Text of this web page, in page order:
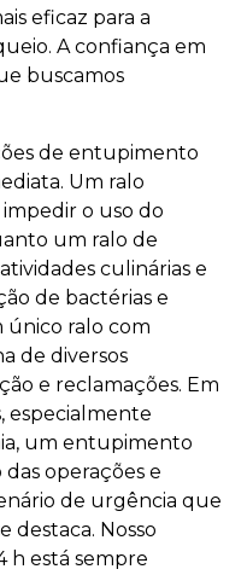
eficaz para a
A confiança em
buscamos
de entupimento
Um ralo
o uso do
um ralo de
culinárias e
de bactérias e
único ralo com
de diversos
e reclamações. Em
especialmente
um entupimento
operações e
de urgência que
destaca. Nosso
h está sempre